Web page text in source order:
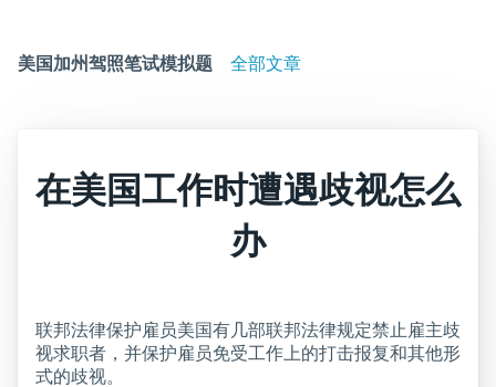
美国加州驾照笔试模拟题 全部文章
在美国工作时遭遇歧视怎么
办
联邦法律保护雇员美国有几部联邦法律规定禁止雇主歧
视求职者，并保护雇员免受工作上的打击报复和其他形
式的歧视。